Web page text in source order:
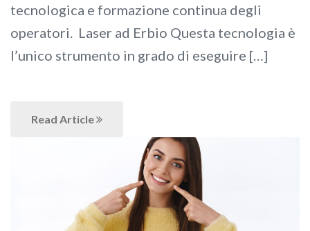
tecnologica e formazione continua degli
operatori. Laser ad Erbio Questa tecnologia è
l’unico strumento in grado di eseguire […]
Read Article